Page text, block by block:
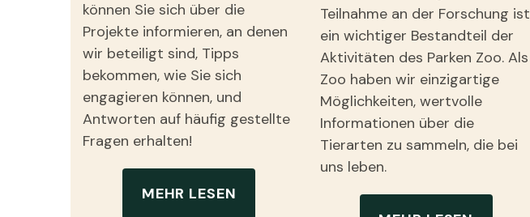
können Sie sich über die
Projekte informieren, an denen
wir beteiligt sind, Tipps
bekommen, wie Sie sich
engagieren können, und
Antworten auf häufig gestellte
Fragen erhalten!
MEHR LESEN
Teilnahme an der Forschung ist
ein wichtiger Bestandteil der
Aktivitäten des Parken Zoo. Als
Zoo haben wir einzigartige
Möglichkeiten, wertvolle
Informationen über die
Tierarten zu sammeln, die bei
uns leben.